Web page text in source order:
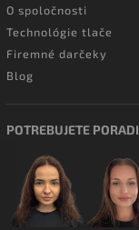
O spoločnosti
Technológie tlače
Firemné darčeky
Blog
POTREBUJETE